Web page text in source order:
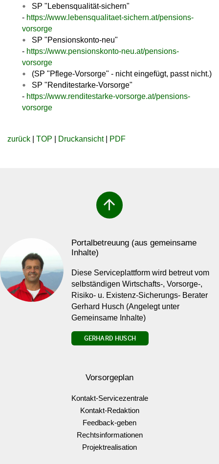
SP "Lebensqualität-sichern"
- https://www.lebensqualitaet-sichern.at/pensions-
vorsorge
SP "Pensionskonto-neu"
- https://www.pensionskonto-neu.at/pensions-
vorsorge
(SP "Pflege-Vorsorge" - nicht eingefügt, passt nicht.)
SP "Renditestarke-Vorsorge"
- https://www.renditestarke-vorsorge.at/pensions-
vorsorge
zurück TOP Druckansicht| PDF
arrow_upward
Portalbetreuung (aus gemeinsame
Inhalte)
Diese Serviceplattform wird betreut vom
selbständigen Wirtschafts-, Vorsorge-,
Risiko- u. Existenz-Sicherungs- Berater
Gerhard Husch (Angelegt unter
Gemeinsame Inhalte)
GERHARD HUSCH
Vorsorgeplan
Kontakt-Servicezentrale
Kontakt-Redaktion
Feedback-geben
Rechtsinformationen
Projektrealisation